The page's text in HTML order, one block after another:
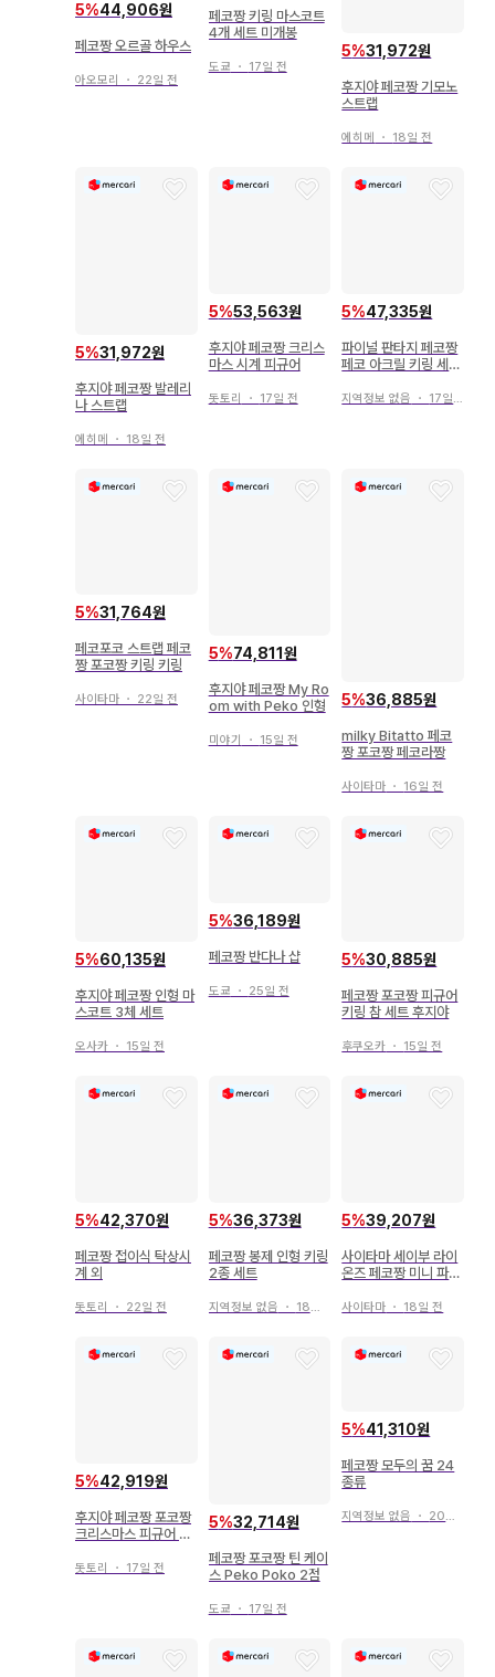
5%44,906원
페코짱 오르골 하우스
아오모리 ・ 22일 전
페코짱 키링 마스코트
4개 세트 미개봉
도쿄 ・ 17일 전
5%31,972원
후지야 페코짱 기모노
스트랩
에히메 ・ 18일 전
5%31,972원
후지야 페코짱 발레리
나 스트랩
에히메 ・ 18일 전
5%53,563원
후지야 페코짱 크리스
마스 시계 피규어
돗토리 ・ 17일 전
5%47,335원
파이널 판타지 페코짱
페코 아크릴 키링 세피
지역정보 없음 ・ 17일 전
5%31,764원
페코포코 스트랩 페코
짱 포코짱 키링 키링
사이타마 ・ 22일 전
5%74,811원
후지야 페코짱 My Ro
om with Peko 인형
미야기 ・ 15일 전
5%36,885원
milky Bitatto 페코
짱 포코짱 페코라짱
사이타마 ・ 16일 전
5%60,135원
후지야 페코짱 인형 마
스코트 3체 세트
오사카 ・ 15일 전
5%36,189원
페코짱 반다나 샵
도쿄 ・ 25일 전
5%30,885원
페코짱 포코짱 피규어
키링 참 세트 후지야
후쿠오카 ・ 15일 전
5%42,370원
페코짱 접이식 탁상시
계 외
돗토리 ・ 22일 전
5%36,373원
페코짱 봉제 인형 키링
2종 세트
지역정보 없음 ・ 18일 전
5%39,207원
사이타마 세이부 라이
온즈 페코짱 미니 파우
사이타마 ・ 18일 전
5%42,919원
후지야 페코짱 포코짱
크리스마스 피규어 20
돗토리 ・ 17일 전
5%32,714원
페코짱 포코짱 틴 케이
스 Peko Poko 2점
도쿄 ・ 17일 전
5%41,310원
페코짱 모두의 꿈 24
종류
지역정보 없음 ・ 20일 전